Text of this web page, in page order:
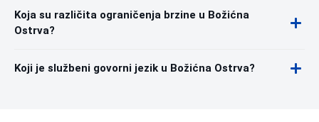
Koja su različita ograničenja brzine u Božićna
Ostrva?
Koji je službeni govorni jezik u Božićna Ostrva?